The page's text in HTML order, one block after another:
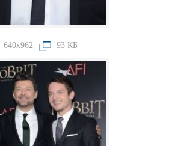
640x962 93 КБ